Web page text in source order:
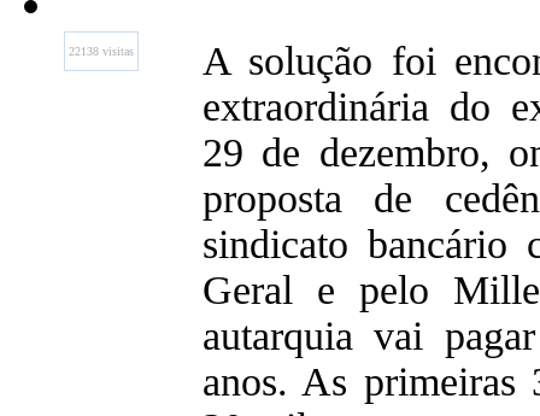
22138 visitas
A solução foi
extraordinária do
29 de dezembro,
proposta de
sindicato bancário
Geral e pelo
autarquia vai
anos. As primeiras